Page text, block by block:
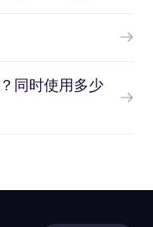
同时使用多少